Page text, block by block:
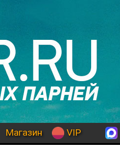
Магазин VIP